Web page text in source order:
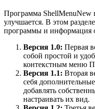
Программа ShellMenuNew
улучшается. В этом
программы и информация
Версия 1.0: Первая
собой простой и
контекстным меню
Версия 1.1: Вторая
себя
добавлять
настраивать их вид.